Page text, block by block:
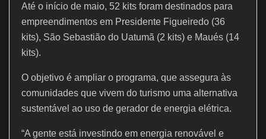
Até o início de maio, 52 kits foram destinados para
empreendimentos em Presidente Figueiredo (36
kits), São Sebastião do Uatumã (2 kits) e Maués (14
kits).
O objetivo é ampliar o programa, que assegura às
comunidades que vivem do turismo uma alternativa
sustentável ao uso de gerador de energia elétrica.
“A gente está investindo em energia renovável e